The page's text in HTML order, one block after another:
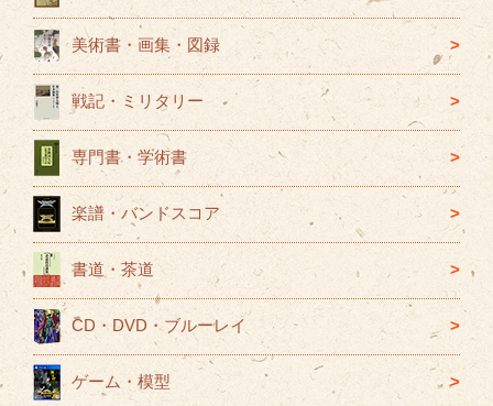
美術書・画集・図録
戦記・ミリタリー
専門書・学術書
楽譜・バンドスコア
書道・茶道
CD・DVD・ブルーレイ
ゲーム・模型